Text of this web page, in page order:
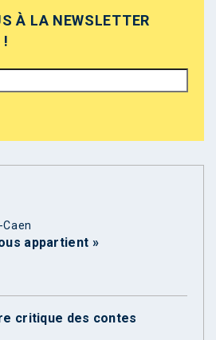
À LA NEWSLETTER
!
appartient »
critique des contes